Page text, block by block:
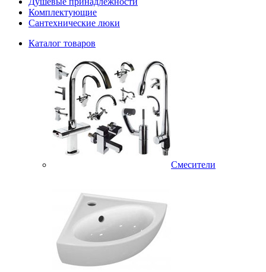
Комплектующие
Сантехнические люки
Каталог товаров
Смесители